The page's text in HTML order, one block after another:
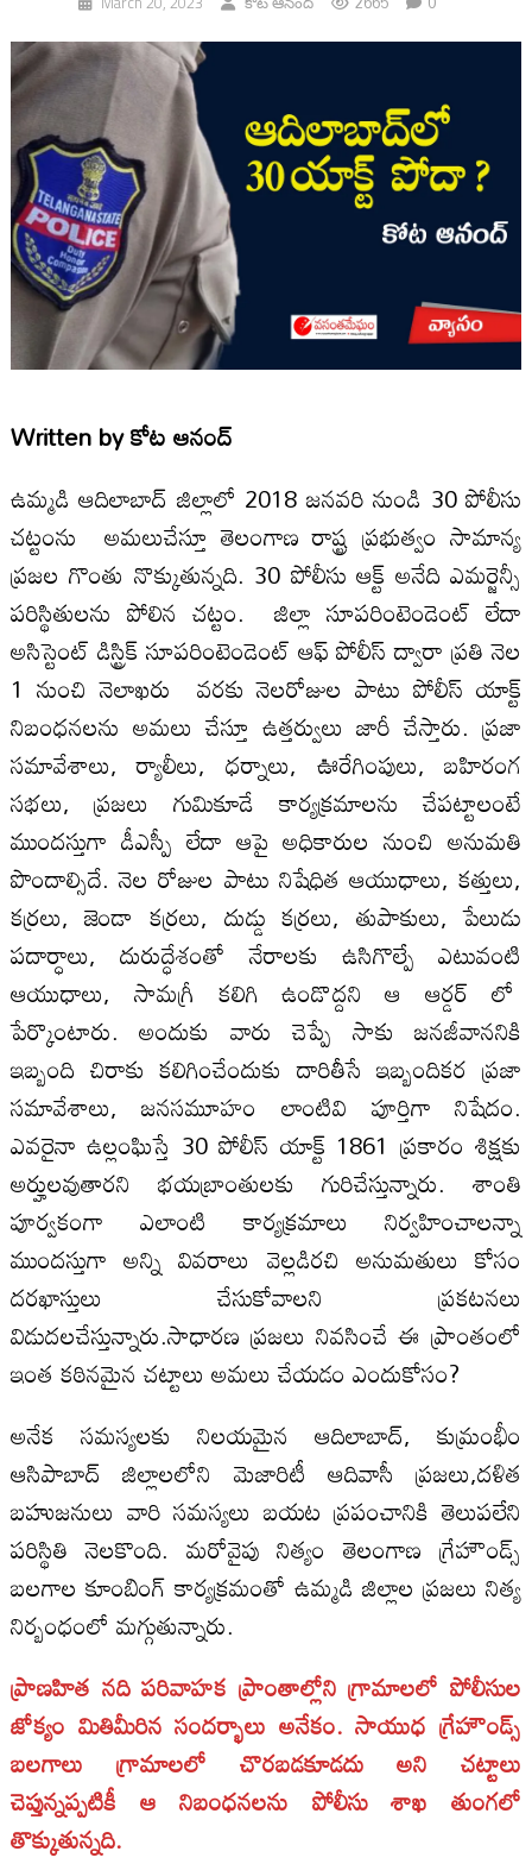
Written byకోట ఆనంద్
ఉమ్మడి ఆదిలాబాద్‌ జిల్లాలో 2018 జనవరి నుండి 30 పోలీసు
చట్టంను అమలుచేస్తూ తెలంగాణ రాష్ట్ర ప్రభుత్వం సామాన్య
ప్రజల గొంతు నొక్కుతున్నది. 30 పోలీసు ఆక్ట్‌ అనేది ఎమర్జెన్సీ
పరిస్థితులను పోలిన చట్టం. జిల్లా సూపరింటెండెంట్‌ లేదా
అసిస్టెంట్‌ డిస్ట్రిక్‌ సూపరింటెండెంట్‌ ఆఫ్‌ పోలీస్‌ ద్వారా ప్రతి నెల
1 నుంచి నెలాఖరు వరకు నెలరోజుల పాటు పోలీస్‌ యాక్ట్‌
నిబంధనలను అమలు చేస్తూ ఉత్తర్వులు జారీ చేస్తారు. ప్రజా
సమావేశాలు, ర్యాలీలు, ధర్నాలు, ఊరేగింపులు, బహిరంగ
సభలు, ప్రజలు గుమికూడే కార్యక్రమాలను చేపట్టాలంటే
ముందస్తుగా డీఎస్పీ లేదా ఆపై అధికారుల నుంచి అనుమతి
పొందాల్సిదే. నెల రోజుల పాటు నిషేధిత ఆయుధాలు, కత్తులు,
కర్రలు, జెండా కర్రలు, దుడ్డు కర్రలు, తుపాకులు, పేలుడు
పదార్ధాలు, దురుద్ధేశంతో నేరాలకు ఉసిగొల్పే ఎటువంటి
ఆయుధాలు, సామగ్రీ కలిగి ఉండొద్దని ఆ ఆర్డర్‌ లో
పేర్కొంటారు. అందుకు వారు చెప్పే సాకు జనజీవాననికి
ఇబ్బంది చిరాకు కలిగించేందుకు దారితీసే ఇబ్బందికర ప్రజా
సమావేశాలు, జనసమూహం లాంటివి పూర్తిగా నిషేదం.
ఎవరైనా ఉల్లంఘిస్తే 30 పోలీస్‌ యాక్ట్‌ 1861 ప్రకారం శిక్షకు
అర్హులవుతారని భయబ్రాంతులకు గురిచేస్తున్నారు. శాంతి
పూర్వకంగా ఎలాంటి కార్యక్రమాలు నిర్వహించాలన్నా
ముందస్తుగా అన్ని వివరాలు వెల్లడిరచి అనుమతులు కోసం
దరఖాస్తులు చేసుకోవాలని ప్రకటనలు
విడుదలచేస్తున్నారు.సాధారణ ప్రజలు నివసించే ఈ ప్రాంతంలో
ఇంత కఠినమైన చట్టాలు అమలు చేయడం ఎందుకోసం?
అనేక సమస్యలకు నిలయమైన ఆదిలాబాద్‌, కుమ్రంభీం
ఆసిపాబాద్‌ జిల్లాలలోని మెజారిటీ ఆదివాసీ ప్రజలు,దళిత
బహుజనులు వారి సమస్యలు బయట ప్రపంచానికి తెలుపలేని
పరిస్థితి నెలకొంది. మరోవైపు నిత్యం తెలంగాణ గ్రేహౌండ్స్‌
బలగాల కూంబింగ్‌ కార్యక్రమంతో ఉమ్మడి జిల్లాల ప్రజలు నిత్య
నిర్బంధంలో మగ్గుతున్నారు.
ప్రాణహిత నది పరివాహక ప్రాంతాల్లోని గ్రామాలలో పోలీసుల
జోక్యం మితిమీరిన సందర్భాలు అనేకం. సాయుధ గ్రేహౌండ్స్‌
బలగాలు గ్రామాలలో చొరబడకూడదు అని చట్టాలు
చెప్తున్నప్పటికీ ఆ నిబంధనలను పోలీసు శాఖ తుంగలో
తొక్కుతున్నది.